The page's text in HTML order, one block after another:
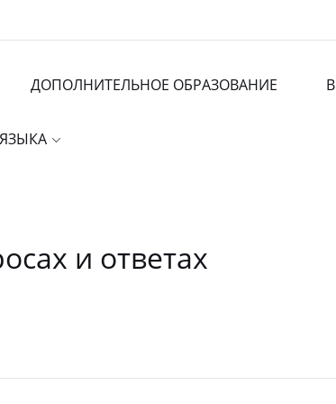
ДОПОЛНИТЕЛЬНОЕ ОБРАЗОВАНИЕ
и ответах